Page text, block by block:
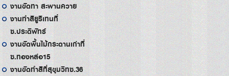
งานขัดทา สะพานควาย
งานทำสียูริเทนที่
ซ.ประดิพัทธ์
งานขัดพื้นไม้กระดานเก่าที่
ซ.ทองหล่อ15
งานขัดทำสีที่สุขุมวิทซ.36